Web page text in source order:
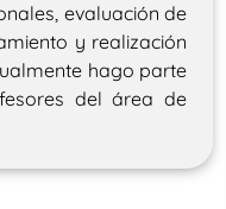
evaluación de
y realización
hago parte
del área de